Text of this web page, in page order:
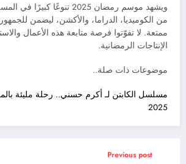
ويشهد موسم رمضان 2025 تنوعًا
من الكوميديا، الدراما، والأكشن، ليضمن
ممتعة. لا تفوّتوا فرصة متابعة هذه الأعمال
الإنتاجات الرمضانية.
موضوعات ذات صلة..
مسلسل الكابتن لـ أكرم حسني.. رحلة مليئة
2025
Previous post